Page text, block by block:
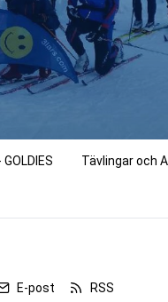
GOLDIES Tävlingar och
E-post RSS